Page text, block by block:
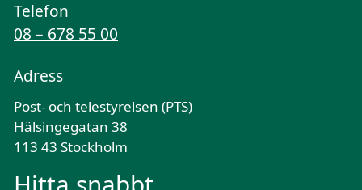
Telefon
08 – 678 55 00
Adress
Post- och telestyrelsen (PTS)
Hälsingegatan 38
113 43 Stockholm